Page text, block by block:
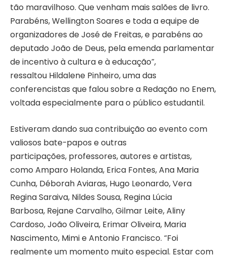
tão maravilhoso. Que venham mais salões de livro.
Parabéns, Wellington Soares e toda a equipe de
organizadores de José de Freitas, e parabéns ao
deputado João de Deus, pela emenda parlamentar
de incentivo à cultura e à educação”,
ressaltou Hildalene Pinheiro, uma das
conferencistas que falou sobre a Redação no Enem,
voltada especialmente para o público estudantil.
Estiveram dando sua contribuição ao evento com
valiosos bate-papos e outras
participações, professores, autores e artistas,
como Amparo Holanda, Erica Fontes, Ana Maria
Cunha, Déborah Aviaras, Hugo Leonardo, Vera
Regina Saraiva, Nildes Sousa, Regina Lúcia
Barbosa, Rejane Carvalho, Gilmar Leite, Aliny
Cardoso, João Oliveira, Erimar Oliveira, Maria
Nascimento, Mimi e Antonio Francisco. “Foi
realmente um momento muito especial. Estar com